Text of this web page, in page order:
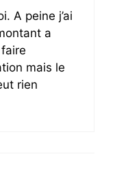
A peine j’ai
a
mais le
rien